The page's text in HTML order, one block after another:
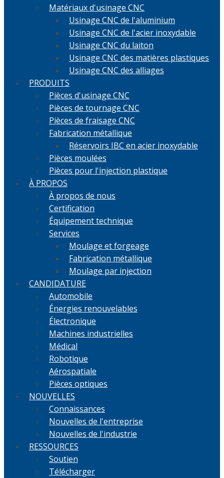
Matériaux d'usinage CNC
Usinage CNC de l'aluminium
Usinage CNC de l'acier inoxydable
Usinage CNC du laiton
Usinage CNC des matières plastiques
Usinage CNC des alliages
PRODUITS
Pièces d'usinage CNC
Pièces de tournage CNC
Pièces de fraisage CNC
Fabrication métallique
Réservoirs IBC en acier inoxydable
Pièces moulées
Pièces pour l'injection plastique
À PROPOS
À propos de nous
Certification
Équipement technique
Services
Moulage et forgeage
Fabrication métallique
Moulage par injection
CANDIDATURE
Automobile
Énergies renouvelables
Électronique
Machines industrielles
Médical
Robotique
Aérospatiale
Pièces optiques
NOUVELLES
Connaissances
Nouvelles de l'entreprise
Nouvelles de l'industrie
RESSOURCES
Soutien
Télécharger